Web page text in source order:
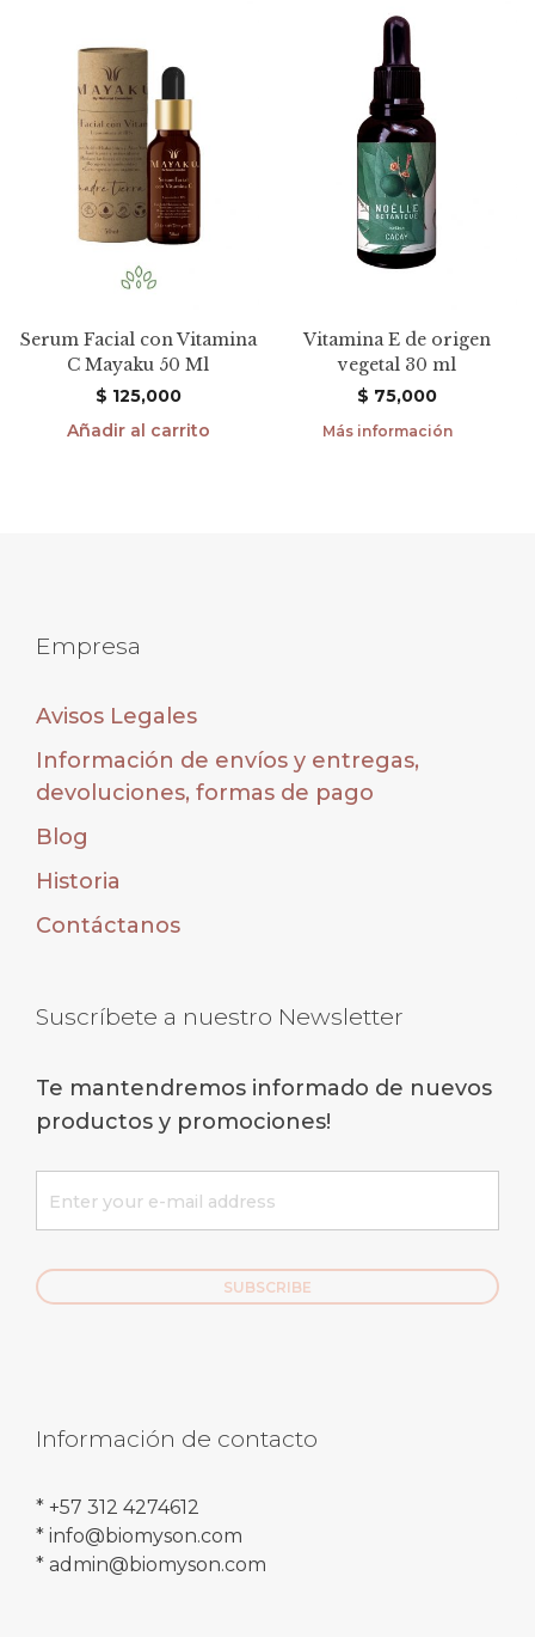
Serum Facial con Vitamina
C Mayaku 50 Ml
$ 125,000
Añadir al carrito
Vitamina E de origen
vegetal 30 ml
$ 75,000
Más información
Empresa
Avisos Legales
Información de envíos y entregas,
devoluciones, formas de pago
Blog
Historia
Contáctanos
Suscríbete a nuestro Newsletter
Te mantendremos informado de nuevos
productos y promociones!
Información de contacto
* +57 312 4274612
* info@biomyson.com
* admin@biomyson.com